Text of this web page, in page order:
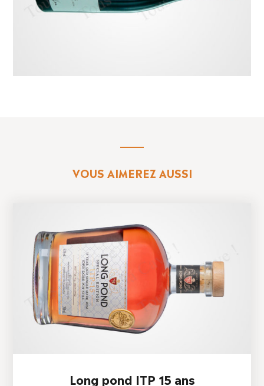
VOUS AIMEREZ AUSSI
Long pond ITP 15 ans